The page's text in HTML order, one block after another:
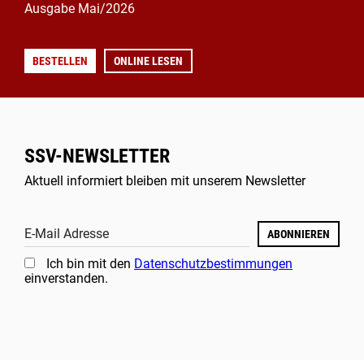
Ausgabe Mai/2026
BESTELLEN ONLINE LESEN
SSV-NEWSLETTER
Aktuell informiert bleiben mit unserem Newsletter
E-Mail Adresse ABONNIEREN
Ich bin mit den Datenschutzbestimmungen
einverstanden.